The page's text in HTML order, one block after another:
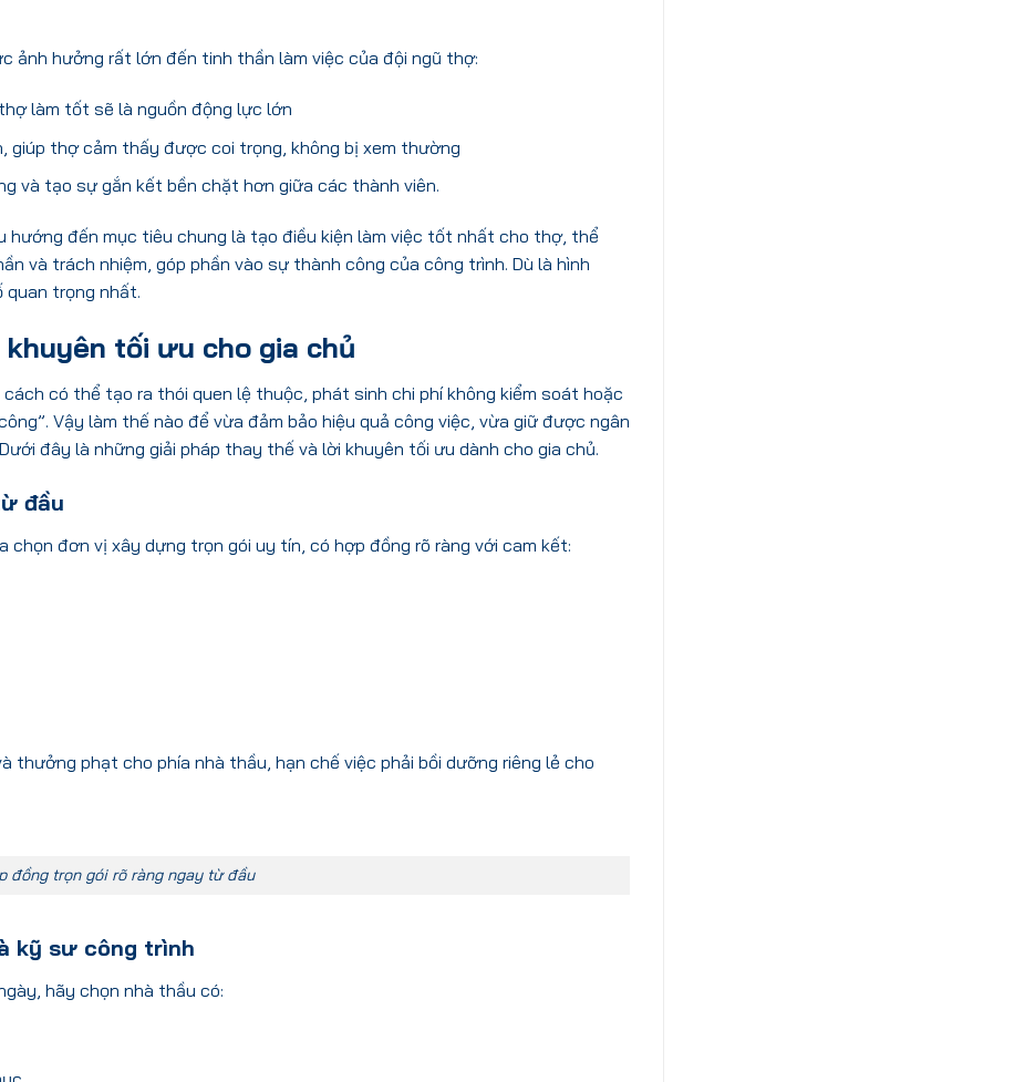
ảnh hưởng rất lớn đến tinh thần làm việc của đội ngũ thợ:
làm tốt sẽ là nguồn động lực lớn
giúp thợ cảm thấy được coi trọng, không bị xem thường
và tạo sự gắn kết bền chặt hơn giữa các thành viên.
hướng đến mục tiêu chung là tạo điều kiện làm việc tốt nhất cho thợ, thể
và trách nhiệm, góp phần vào sự thành công của công trình. Dù là hình
quan trọng nhất.
tối ưu cho gia chủ
có thể tạo ra thói quen lệ thuộc, phát sinh chi phí không kiểm soát hoặc
Vậy làm thế nào để vừa đảm bảo hiệu quả công việc, vừa giữ được ngân
đây là những giải pháp thay thế và lời khuyên tối ưu dành cho gia chủ.
đầu
chọn đơn vị xây dựng trọn gói uy tín, có hợp đồng rõ ràng với cam kết:
thưởng phạt cho phía nhà thầu, hạn chế việc phải bồi dưỡng riêng lẻ cho
đồng trọn gói rõ ràng ngay từ đầu
kỹ sư công trình
hãy chọn nhà thầu có: